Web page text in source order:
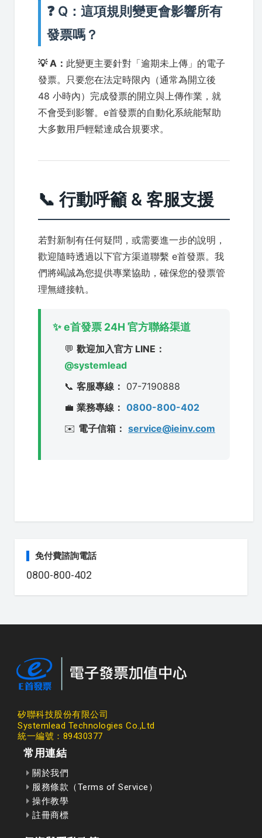
❓ Q：這項規則變更會影響所有
發票嗎？
💡 A： 此變更主要針對「逾期未上傳」的電子
發票。只要您在法定時限內（通常為開立後
48 小時內）完成發票的開立與上傳作業，就
不會受到影響。e首發票的自動化系統能幫助
大多數用戶輕鬆達成合規要求。
📞 行動呼籲 & 客服支援
若對新制有任何疑問，或需要進一步的說明，
歡迎隨時透過以下官方渠道聯繫 e首發票。我
們將竭誠為您提供專業協助，確保您的發票管
理無縫接軌。
✨ e首發票 24H 官方聯絡渠道
💬 歡迎加入官方 LINE：
@systemlead
📞 客服專線： 07-7190888
💼 業務專線： 0800-800-402
✉️ 電子信箱： service@ieinv.com
免付費諮詢電話
0800-800-402
矽聯科技股份有限公司
Systemlead Technologies Co.,Ltd
統一編號：89430377
常用連結
關於我們
服務條款（Terms of Service）
操作教學
註冊商標